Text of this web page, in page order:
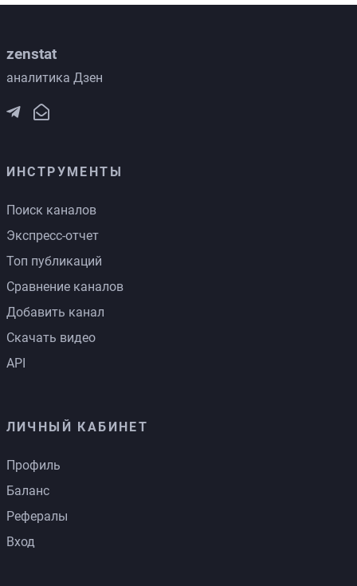
zenstat
аналитика Дзен
ИНСТРУМЕНТЫ
Поиск каналов
Экспресс-отчет
Топ публикаций
Сравнение каналов
Добавить канал
Скачать видео
API
ЛИЧНЫЙ КАБИНЕТ
Профиль
Баланс
Рефералы
Вход